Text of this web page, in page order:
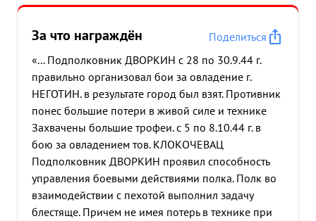
За что награждён
Поделиться
«... Подполковник ДВОРКИН с 28 по 30.9.44 г.
правильно организовал бои за овладение г.
НЕГОТИН. в результате город был взят. Противник
понес большие потери в живой силе и технике
Захвачены большие трофеи. с 5 по 8.10.44 г. в
бою за овладением тов. КЛОКОЧЕВАЦ
Подполковник ДВОРКИН проявил способность
управления боевыми действиями полка. Полк во
взаимодействии с пехотой выполнил задачу
блестяще. Причем не имея потерь в технике при